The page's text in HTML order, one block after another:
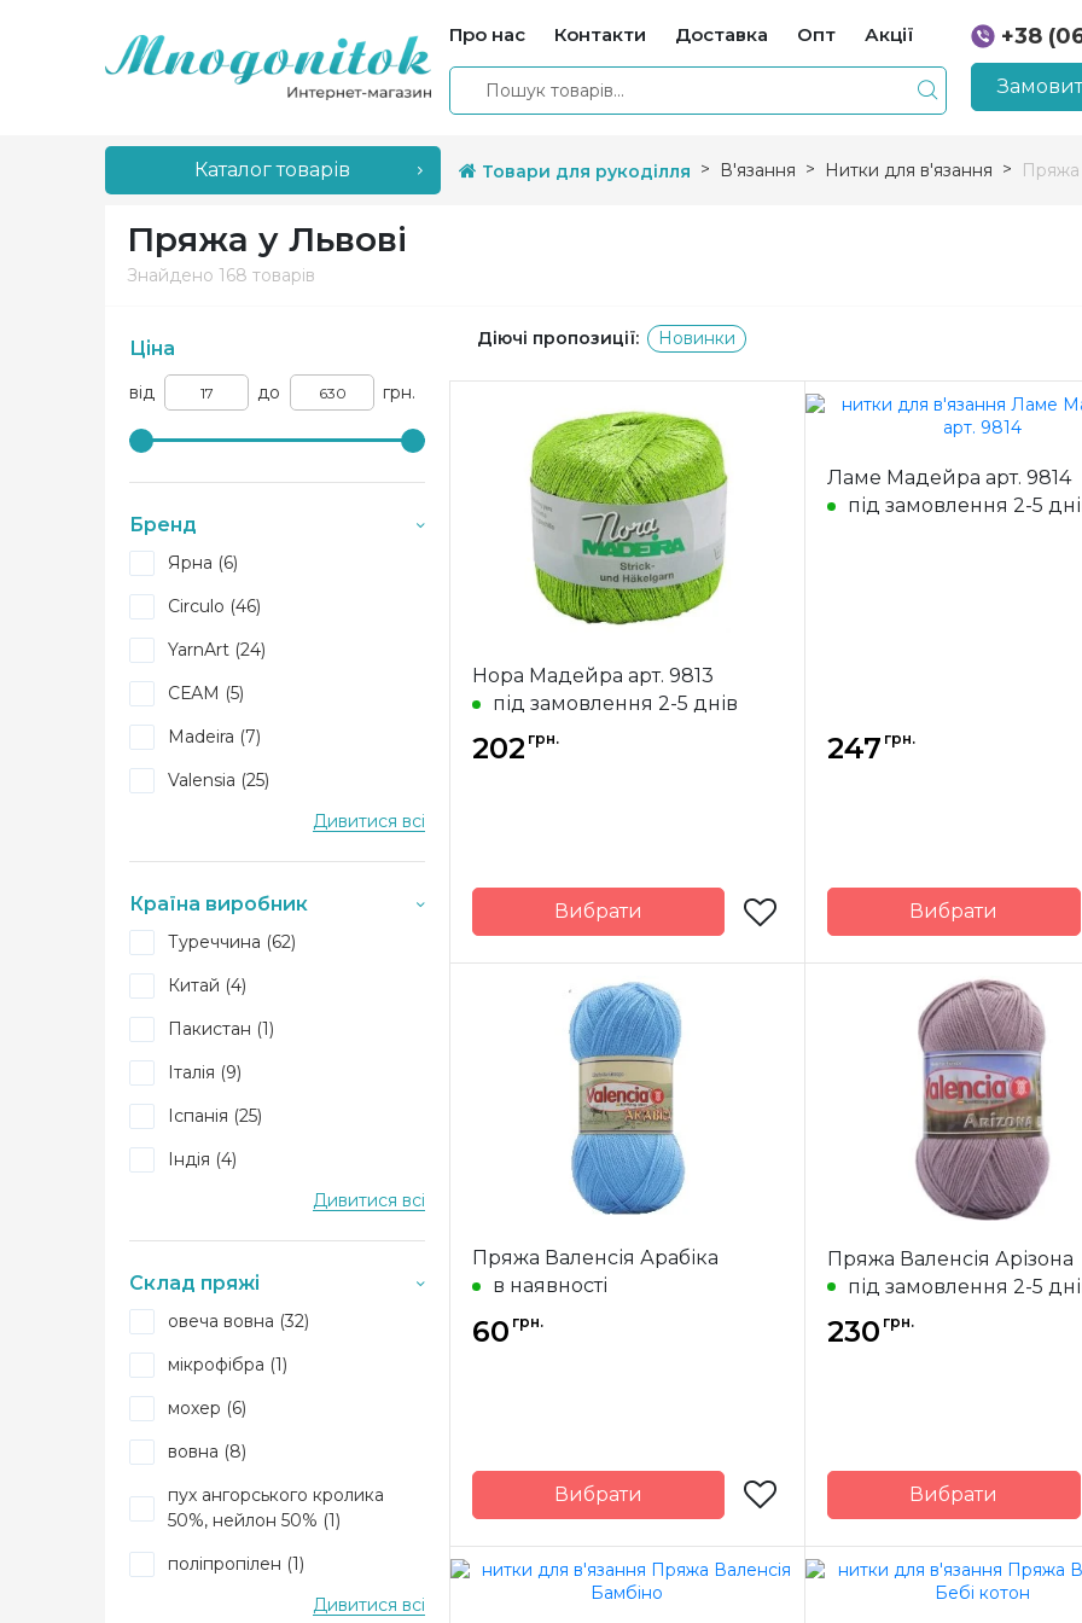
Про нас Контакти Доставка Опт Акції
+38
+38
Каталог товарів Товари для рукоділля В'язання Нитки для в'язання Пряжа
Пряжа у Львові
Знайдено 168 товарів
Ціна
від до грн.
Бренд
Ярна (6)
Circulo (46)
YarnArt (24)
СЕАМ (5)
Madeira (7)
Valensia (25)
LAMANA (10)
Kartopu (1)
Gazzal (4)
Coomamuu (1)
Alize (32)
Avanti (3)
Дивитися всі
Країна виробник
Туреччина (62)
Китай (4)
Пакистан (1)
Італія (9)
Іспанія (25)
Індія (4)
Бразилія (46)
Дивитися всі
Склад пряжі
овеча вовна (32)
мікрофібра (1)
мохер (6)
вовна (8)
пух ангорського кролика
50%, нейлон 50% (1)
поліпропілен (1)
пух ангорського кролика (1)
Дивитися всі
Діючі пропозиції: Новинки
Нора Мадейра арт. 9813
під замовлення 2-5 днів
202 грн.
Вибрати
Бренд
Madeira
Вага мотка
Ламе Мадейра арт. 9814
під замовлення 2-5
247 грн.
Вибрати
Бренд
Вага мотка
Пряжа Валенсія Арабіка
в наявності
60 грн.
Вибрати
Бренд
Valensia
Країна
Іспанія
Пряжа Валенсія Арізона
під замовлення 2-5
230 грн.
Вибрати
Бренд
Країна